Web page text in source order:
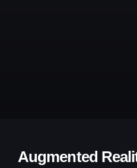
Augmented